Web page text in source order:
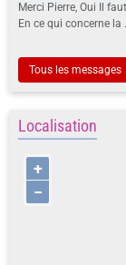
Merci Pierre, Oui Il
En ce qui concerne la
Tous les messages
Localisation
+
−